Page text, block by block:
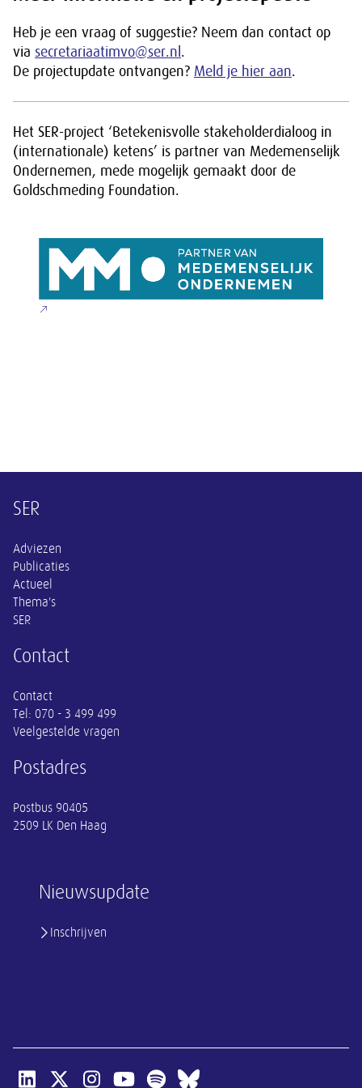
Heb je een vraag of suggestie? Neem dan contact op
via secretariaatimvo@ser.nl .
De projectupdate ontvangen? Meld je hier aan.
Het SER-project ‘Betekenisvolle stakeholderdialoog in
(internationale) ketens’ is partner van Medemenselijk
Ondernemen, mede mogelijk gemaakt door de
Goldschmeding Foundation.
Overige informatie
Nieuwsupdate
Inschrijven
SER
Adviezen
Publicaties
Actueel
Thema's
SER
Contact
Contact
Tel: 070 - 3 499 499
Veelgestelde vragen
Postadres
Postbus 90405
2509 LK Den Haag
Open linkedin van SER
Open x-twitter van SER
Open instagram van SER
Open youtube van SER
Open spotify van SER
Open bluesky van SER